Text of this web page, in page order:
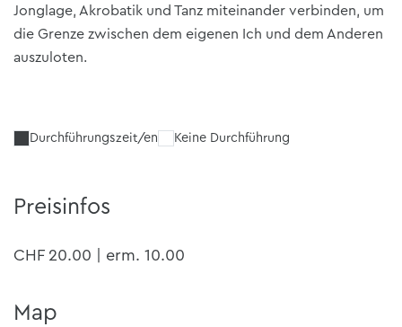
Jonglage, Akrobatik und Tanz miteinander verbinden, um
die Grenze zwischen dem eigenen Ich und dem Anderen
auszuloten.
Durchführungszeit/en Keine Durchführung
Preisinfos
CHF 20.00 | erm. 10.00
Map